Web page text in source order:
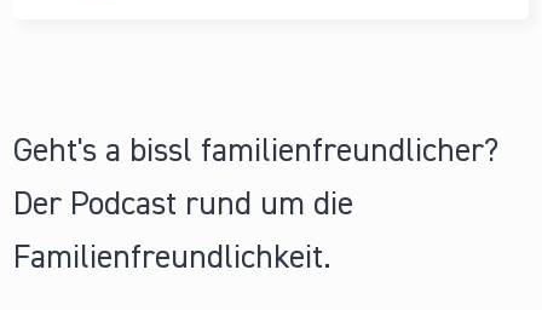
Geht's a bissl familienfreundlicher?
Der Podcast rund um die
Familienfreundlichkeit.